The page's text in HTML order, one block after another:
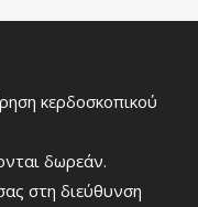
κερδοσκοπικού
δωρεάν.
στη διεύθυνση